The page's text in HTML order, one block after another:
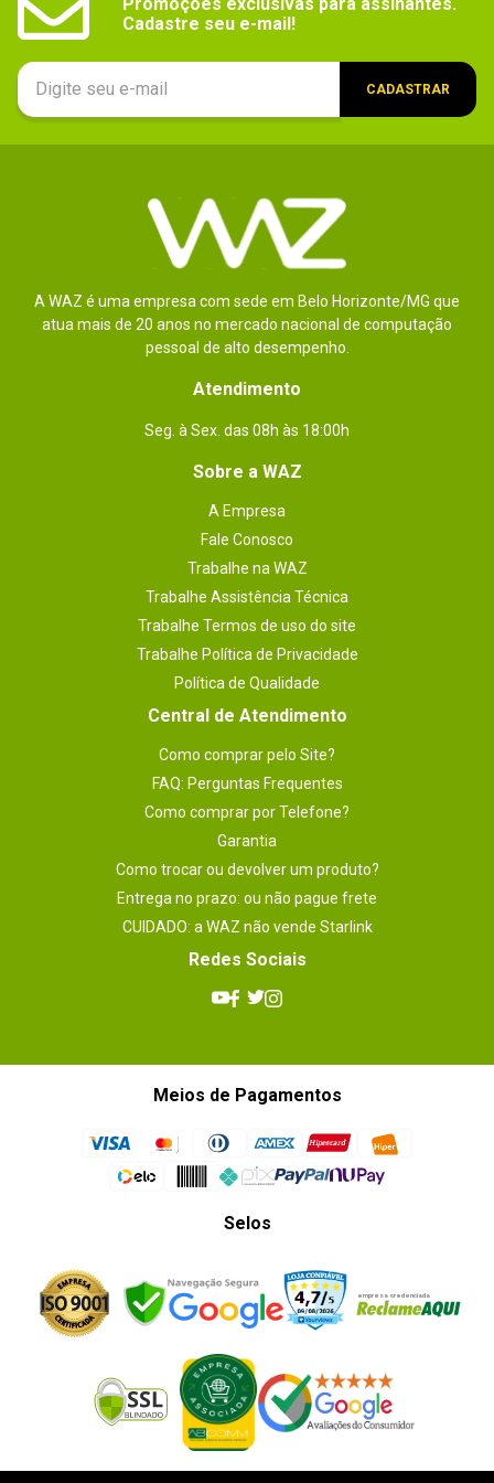
Cadastre seu e-mail!
CADASTRAR
A WAZ é uma empresa com sede em Belo Horizonte/MG que
atua mais de 20 anos no mercado nacional de computação
pessoal de alto desempenho.
Atendimento
Seg. à Sex. das 08h às 18:00h
Sobre a WAZ
A Empresa
Fale Conosco
Trabalhe na WAZ
Trabalhe Assistência Técnica
Trabalhe Termos de uso do site
Trabalhe Política de Privacidade
Política de Qualidade
Central de Atendimento
Como comprar pelo Site?
FAQ: Perguntas Frequentes
Como comprar por Telefone?
Garantia
Como trocar ou devolver um produto?
Entrega no prazo: ou não pague frete
CUIDADO: a WAZ não vende Starlink
Redes Sociais
Meios de Pagamentos
Selos